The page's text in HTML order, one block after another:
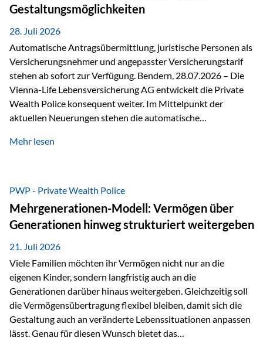
unterstützen, Vertrauen entsteht jedoch weiterhin im
persönlichen Gespräch. Bei der Vienna-Life reagieren…
Gestaltungsmöglichkeiten
28. Juli 2026
Automatische Antragsübermittlung, juristische Personen als
Versicherungsnehmer und angepasster Versicherungstarif
stehen ab sofort zur Verfügung. Bendern, 28.07.2026 – Die
Vienna-Life Lebensversicherung AG entwickelt die Private
Wealth Police konsequent weiter. Im Mittelpunkt der
aktuellen Neuerungen stehen die automatische
als Versicherungsnehmer einzusetzen, sowie eine
Abwicklung für Vertriebspartner deutlich effizienter
gestaltet. Anträge werden direkt elektronisch übermittelt,
Medienbrüche reduziert und die weitere Bearbeitung
beschleunigt. Ab sofort können auch juristische Personen,
wie Kapitalgesellschaften oder Stiftungen, als
Versicherungsnehmer eingesetzt werden. Damit erweitert
die Vienna-Life die Einsatzmöglichkeiten der Private Wealth
Police insbesondere für…
Mehr lesen
PWP - Private Wealth Police
Mehrgenerationen-Modell: Vermögen über
Generationen hinweg strukturiert weitergeben
21. Juli 2026
Viele Familien möchten ihr Vermögen nicht nur an die
eigenen Kinder, sondern langfristig auch an die
Generationen darüber hinaus weitergeben. Gleichzeitig soll
die Vermögensübertragung flexibel bleiben, damit sich die
Gestaltung auch an veränderte Lebenssituationen anpassen
lässt. Genau für diesen Wunsch bietet das